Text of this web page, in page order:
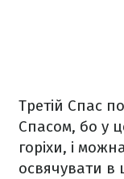
Третій Спас
Спасом, бо у
горіхи, і
освячувати в